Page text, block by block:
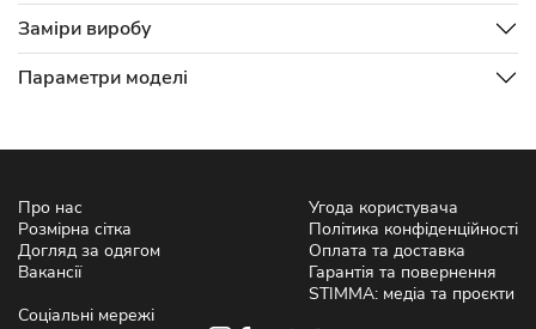
Заміри виробу
Параметри моделі
Про нас
Розмірна сітка
Догляд за одягом
Вакансії
Угода користувача
Політика конфіденційності
Оплата та доставка
Гарантія та повернення
STIMMA: медіа та проєкти
Соціальні мережі